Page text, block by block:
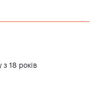
з 18 років